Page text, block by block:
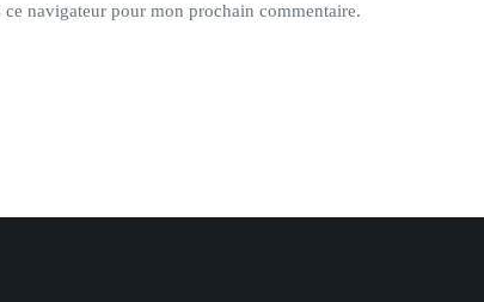
navigateur pour mon prochain commentaire.